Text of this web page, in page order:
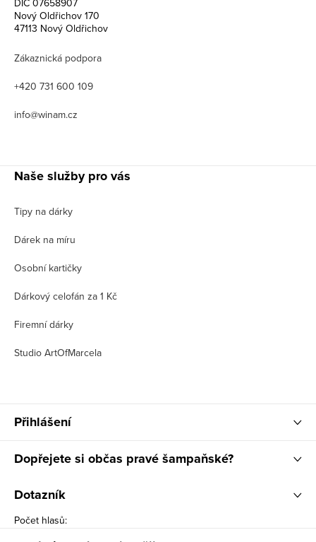
DIČ 07658907
Nový Oldřichov 170
47113 Nový Oldřichov
Zákaznická podpora
+420 731 600 109
info@winam.cz
Naše služby pro vás
Tipy na dárky
Dárek na míru
Osobní kartičky
Dárkový celofán za 1 Kč
Firemní dárky
Studio ArtOfMarcela
Přihlášení
Dopřejete si občas pravé šampaňské?
Dotazník
Počet hlasů: